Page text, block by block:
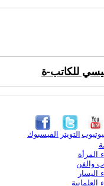
للكاتب-ة
الفيسبوك التويتر
المرأة
والفن
اليسار
العلمانية